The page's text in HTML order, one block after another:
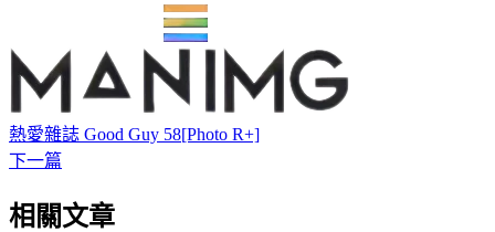
熱愛雜誌 Good Guy 58[Photo R+]
下一篇
相關文章